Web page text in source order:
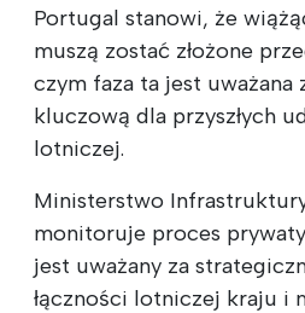
Portugal stanowi, że
muszą zostać złożone
czym faza ta jest uważana
kluczową dla przyszłych
lotniczej.
Ministerstwo
monitoruje proces
jest uważany za
łączności lotniczej kraju i